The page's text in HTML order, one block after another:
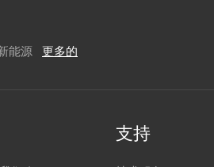
能源 更多的
支持